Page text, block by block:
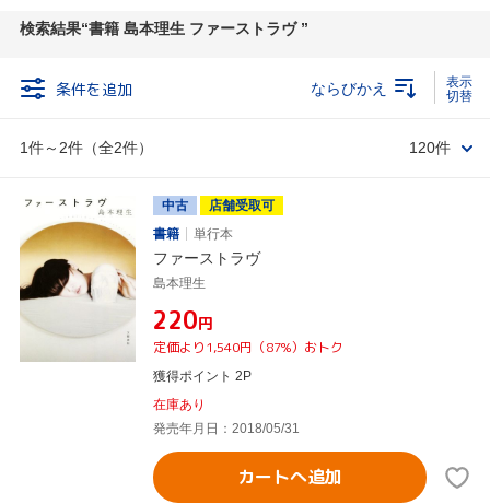
検索結果 書籍 島本理生 ファーストラヴ
条件を追加
1件～2件（全2件）
ならびかえ
120件
中古
店舗受取可
書籍
単行本
ファーストラヴ
島本理生
¥220円
定価より1,540円（87%）おトク
獲得ポイント 2P
在庫あり
発売年月日：2018/05/31
カートへ追加